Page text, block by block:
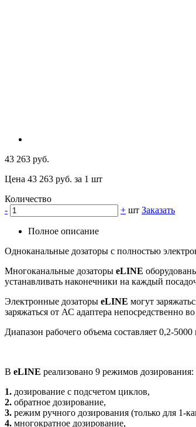
43 263 руб.
Цена 43 263 руб. за 1 шт
Количество
-
+ шт Заказать
Полное описание
Одноканальные дозаторы с полностью
Многоканальные дозаторы eLINE
устанавливать наконечники на каждый
Электронные дозаторы eLINE могут
заряжаться от АС адаптера непосредственно
Диапазон рабочего объема составляет 0,2-
В eLINE реализовано 9 режимов дозирования:
1. дозирование с подсчетом циклов,
2. обратное дозирование,
3. режим ручного дозирования (только для 1-
4. многократное дозирование,